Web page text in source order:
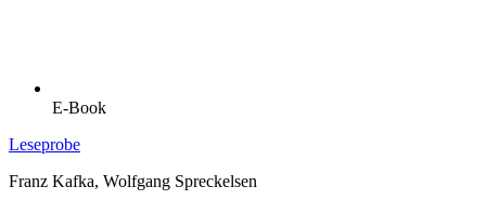
E-Book
Leseprobe
Franz Kafka, Wolfgang Spreckelsen